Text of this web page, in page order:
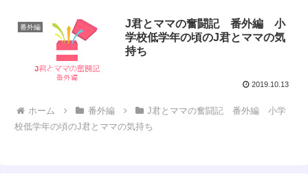
番外編
J君とママの奮闘記 番外編 小
学校低学年の頃のJ君とママの気
持ち
2019.10.13
ホーム 番外編
J君とママの奮闘記 番外編 小学
校低学年の頃のJ君とママの気持ち